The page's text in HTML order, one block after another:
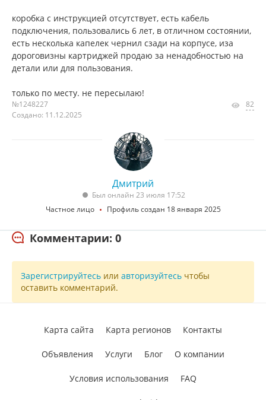
коробка с инструкцией отсутствует, есть кабель
подключения, пользовались 6 лет, в отличном состоянии,
есть несколька капелек чернил сзади на корпусе, иза
дороговизны картриджей продаю за ненадобностью на
детали или для пользования.
только по месту. не пересылаю!
№1248227
Создано: 11.12.2025
82
Дмитрий
Был онлайн 23 июля 17:52
Частное лицо
Профиль создан 18 января 2025
Комментарии: 0
Зарегистрируйтесь или авторизуйтесь чтобы
оставить комментарий.
Карта сайта Карта регионов Контакты
Объявления Услуги Блог О компании
Условия использования FAQ